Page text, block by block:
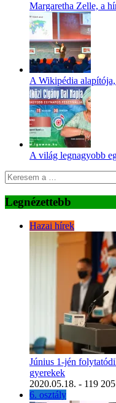
Margaretha Zelle, a
A Wikipédia
A világ legnagyobb
Legnézettebb
Hazai hírek
Június 1-jén
gyerekek
2020.05.18. - 119
6. osztály